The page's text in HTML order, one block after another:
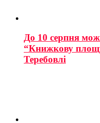
До 10 серпня
“Книжкову
Теребовлі